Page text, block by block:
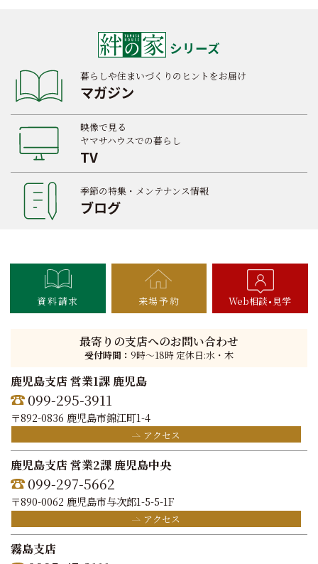
シリーズ
暮らしや住まいづくりのヒントをお届け
マガジン
映像で見る
ヤマサハウスでの暮らし
TV
季節の特集・メンテナンス情報
ブログ
資料請求 来場予約 Web相談 見学
最寄りの支店へのお問い合わせ
受付時間： 9時〜18時 定休日:水・木
鹿児島支店 営業1課 鹿児島
099-295-3911
〒892-0836 鹿児島市錦江町1-4
アクセス
鹿児島支店 営業2課 鹿児島中央
099-297-5662
〒890-0062 鹿児島市与次郎1-5-5-1F
アクセス
霧島支店